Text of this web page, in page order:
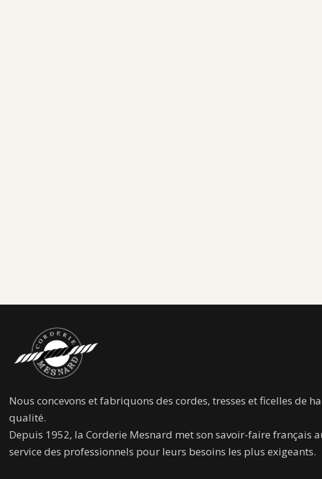
Nous concevons et fabriquons des cordes, tresses et ficelles de
qualité.
Depuis 1952, la Corderie Mesnard met son savoir-faire français
service des professionnels pour leurs besoins les plus exigeants.